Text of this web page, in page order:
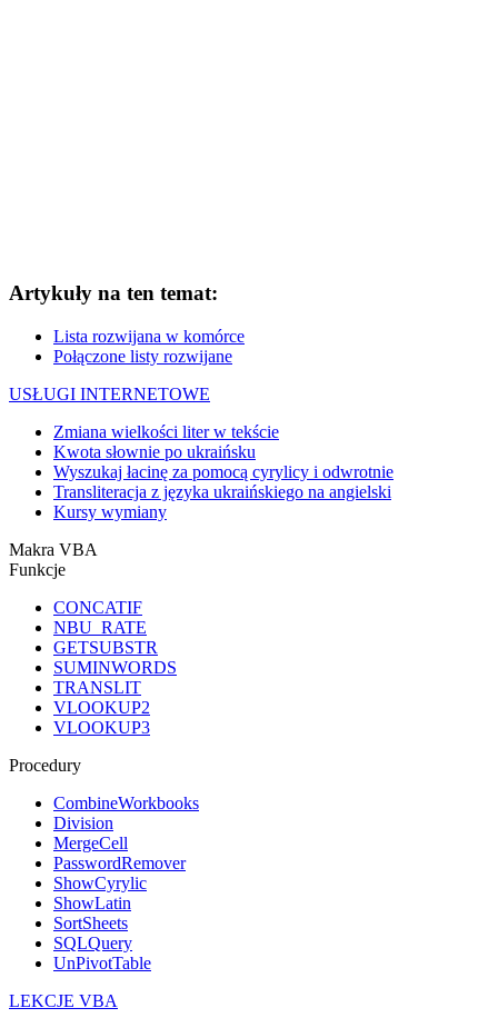
Artykuły na ten temat:
Lista rozwijana w komórce
Połączone listy rozwijane
USŁUGI INTERNETOWE
Zmiana wielkości liter w tekście
Kwota słownie po ukraińsku
Wyszukaj łacinę za pomocą cyrylicy i odwrotnie
Transliteracja z języka ukraińskiego na angielski
Kursy wymiany
Makra VBA
Funkcje
CONCATIF
NBU_RATE
GETSUBSTR
SUMINWORDS
TRANSLIT
VLOOKUP2
VLOOKUP3
Procedury
CombineWorkbooks
Division
MergeCell
PasswordRemover
ShowCyrylic
ShowLatin
SortSheets
SQLQuery
UnPivotTable
LEKCJE VBA